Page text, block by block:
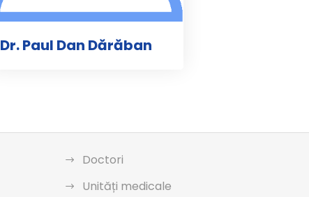
Dr. Paul Dan Dărăban
Doctori
Unități medicale